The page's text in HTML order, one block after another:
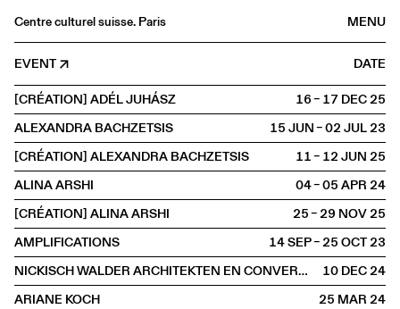
MENU
Centre culturel suisse. Paris
Agenda
Bookshop
Buvette
Archives
Medias
Publications
About
FR/EN
OFFSITE Paris
EVENT
DATE
[CRÉATION] ADÉL JUHÁSZ
16 – 17 DEC2025
ALEXANDRA BACHZETSIS
15 JUN – 02 JUL2023
[CRÉATION] ALEXANDRA BACHZETSIS
11 – 12 JUN2025
ALINA ARSHI
04 – 05 APR2024
[CRÉATION] ALINA ARSHI
25 – 29 NOV2025
AMPLIFICATIONS
14 SEP – 25 OCT2023
NICKISCH WALDER ARCHITEKTEN EN CONVERSATION AVEC OLIVIA FUNES LASTRA
10 DEC2024
ARIANE KOCH
25 MAR2024